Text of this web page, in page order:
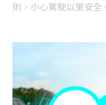
則，小心駕駛以策安全